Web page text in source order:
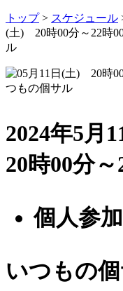
トップ> スケジュール
(土) 20時00分～22時
ル
2024年5月
20時00分
個人参
いつもの